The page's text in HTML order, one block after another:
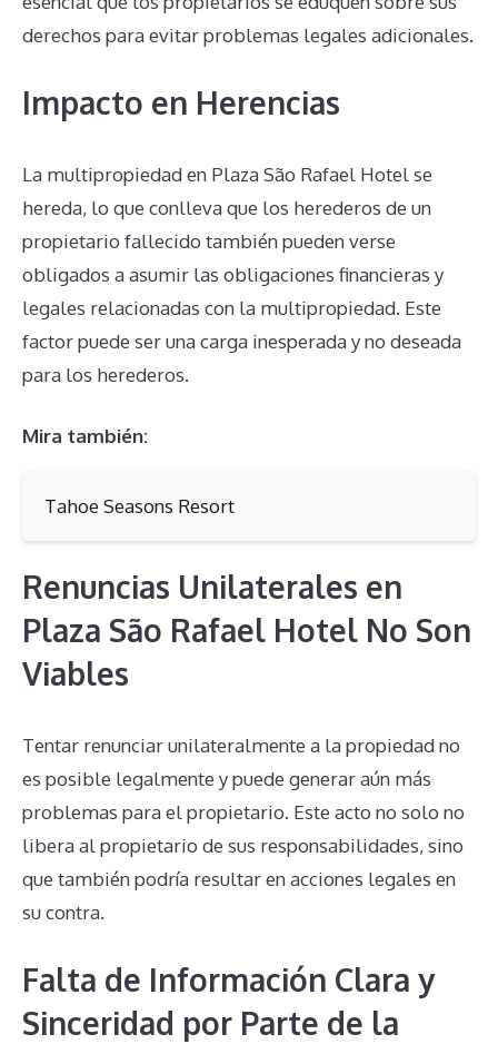
derechos para evitar problemas legales adicionales.
Impacto en Herencias
La multipropiedad en Plaza São Rafael Hotel se
hereda, lo que conlleva que los herederos de un
propietario fallecido también pueden verse
obligados a asumir las obligaciones financieras y
legales relacionadas con la multipropiedad. Este
factor puede ser una carga inesperada y no deseada
para los herederos.
Mira también:
Tahoe Seasons Resort
Renuncias Unilaterales en
Plaza São Rafael Hotel No Son
Viables
Tentar renunciar unilateralmente a la propiedad no
es posible legalmente y puede generar aún más
problemas para el propietario. Este acto no solo no
libera al propietario de sus responsabilidades, sino
que también podría resultar en acciones legales en
su contra.
Falta de Información Clara y
Sinceridad por Parte de la